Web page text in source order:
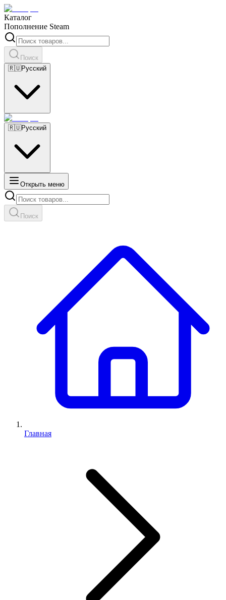
Каталог
Пополнение Steam
Поиск
🇷🇺Русский
🇷🇺Русский
Открыть меню
Поиск
Главная